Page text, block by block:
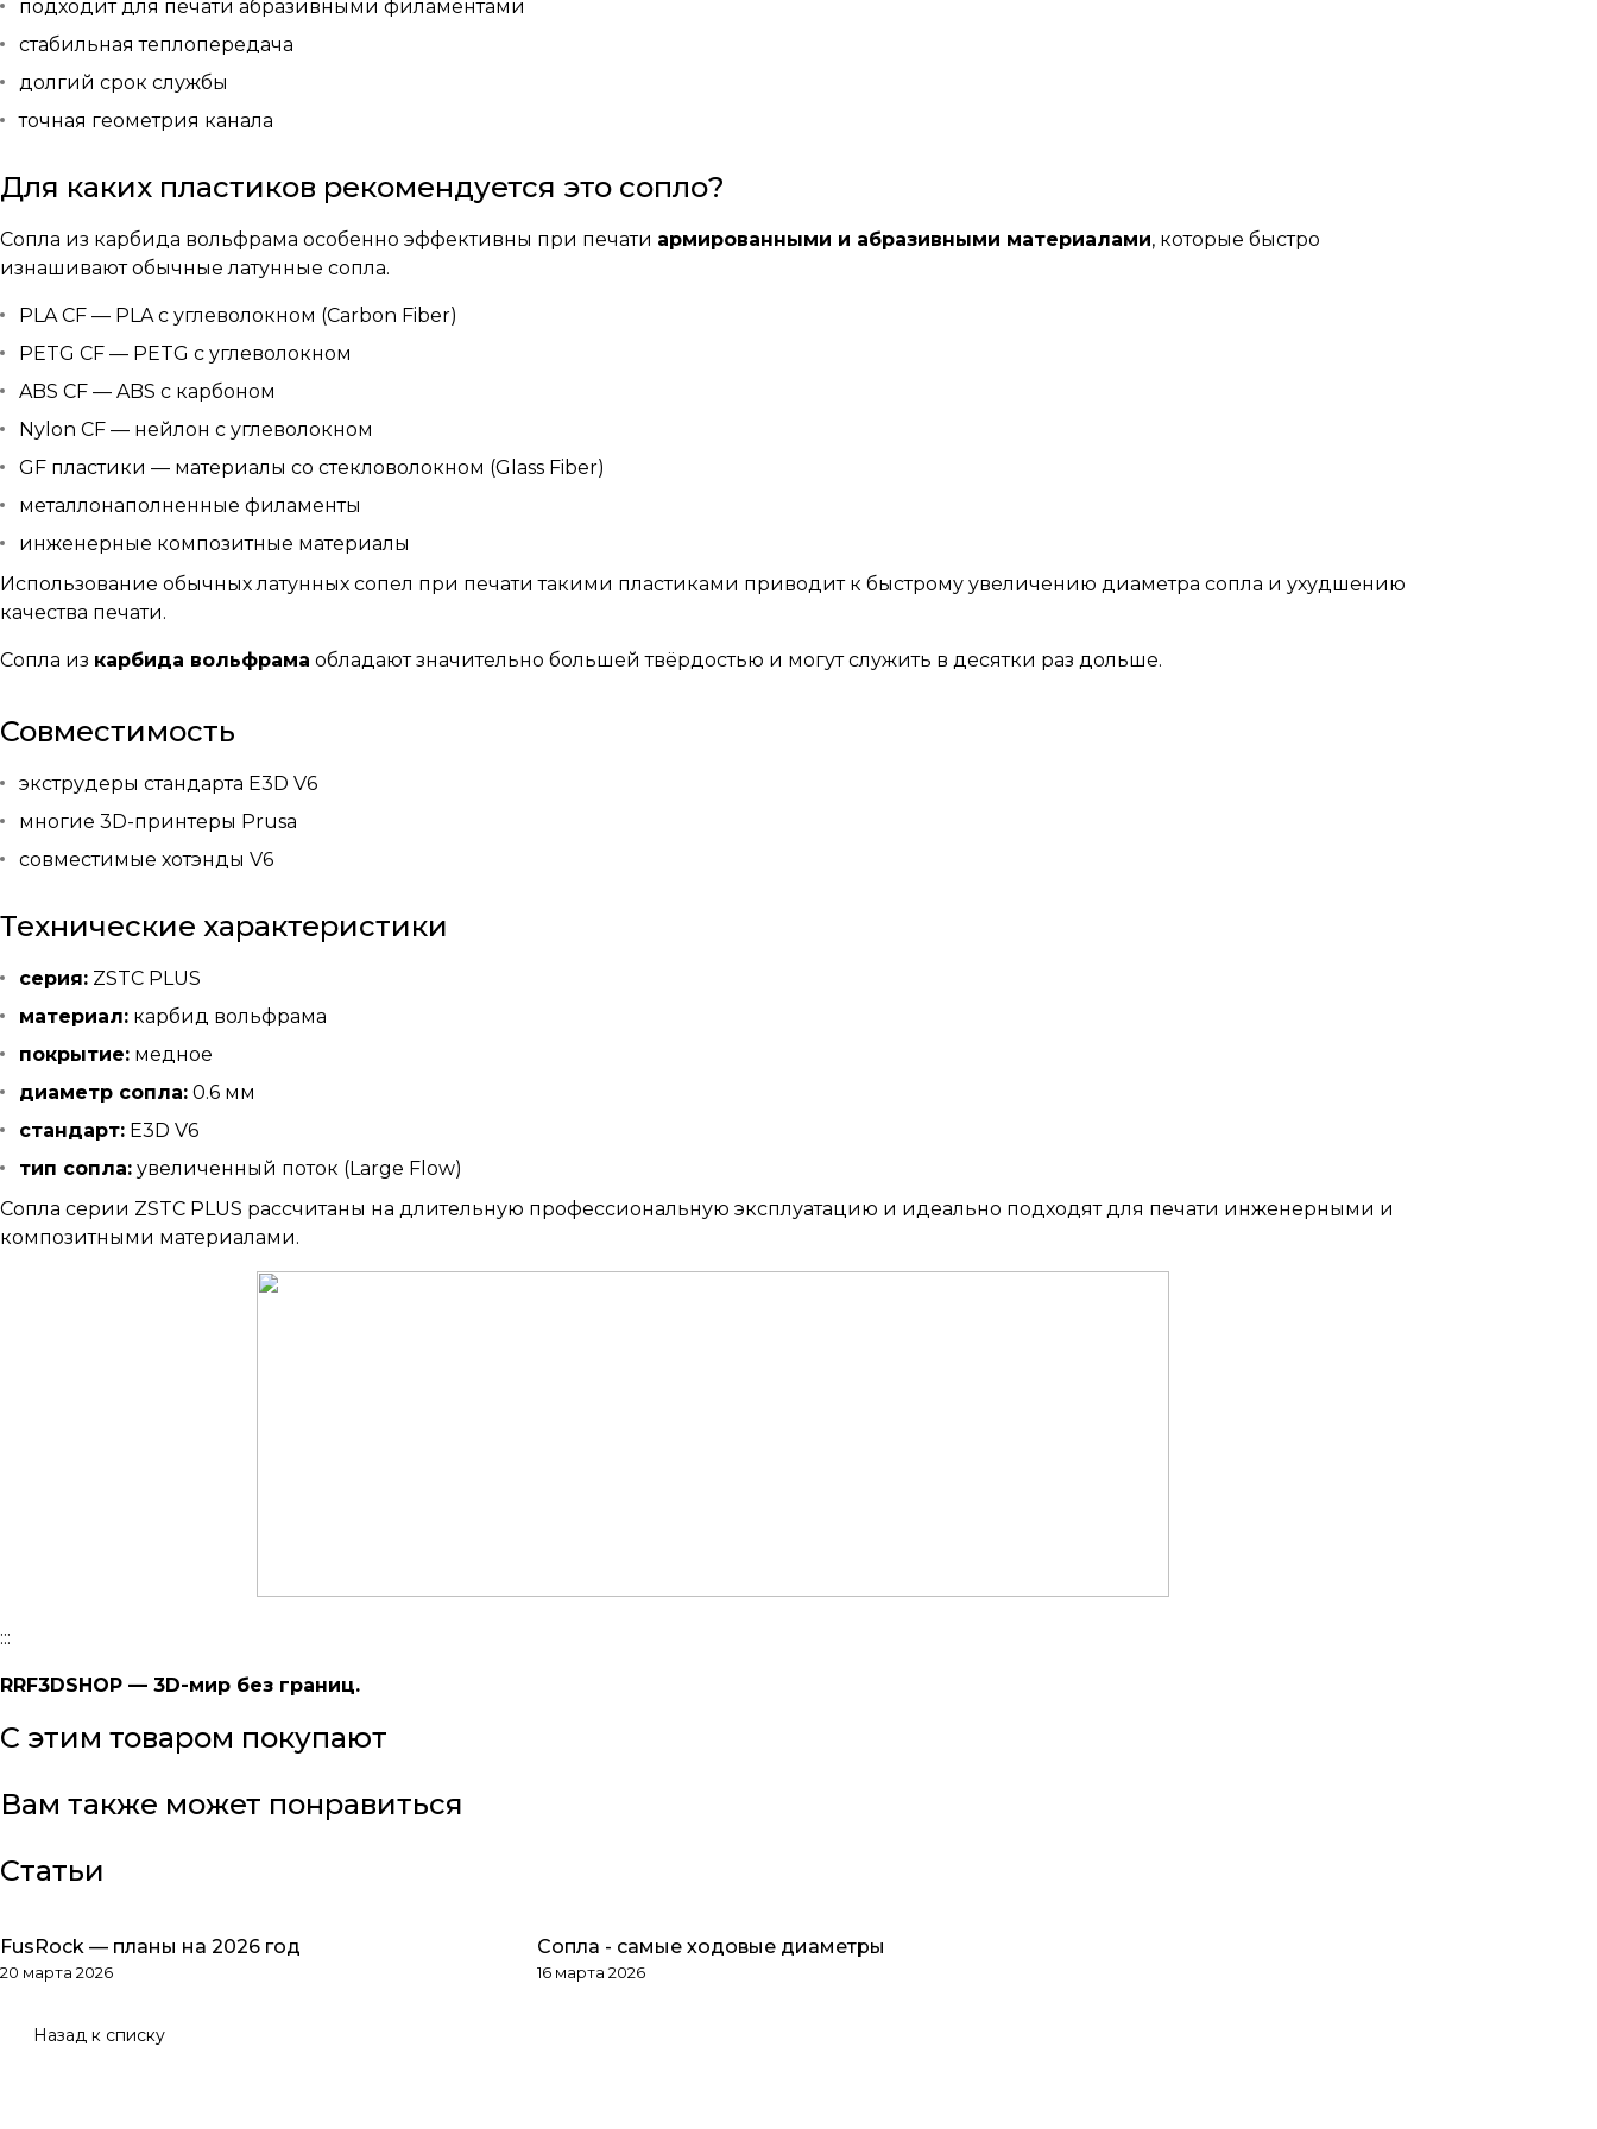
подходит для печати абразивными филаментами
стабильная теплопередача
долгий срок службы
точная геометрия канала
Для каких пластиков рекомендуется это сопло?
Сопла из карбида вольфрама особенно эффективны при печати армированными и абразивными материалами, которые быстро
изнашивают обычные латунные сопла.
PLA CF — PLA с углеволокном (Carbon Fiber)
PETG CF — PETG с углеволокном
ABS CF — ABS с карбоном
Nylon CF — нейлон с углеволокном
GF пластики — материалы со стекловолокном (Glass Fiber)
металлонаполненные филаменты
инженерные композитные материалы
Использование обычных латунных сопел при печати такими пластиками приводит к быстрому увеличению диаметра сопла и ухудшению
качества печати.
Сопла из карбида вольфрама обладают значительно большей твёрдостью и могут служить в десятки раз дольше.
Совместимость
экструдеры стандарта E3D V6
многие 3D-принтеры Prusa
совместимые хотэнды V6
Технические характеристики
серия: ZSTC PLUS
материал: карбид вольфрама
покрытие: медное
диаметр сопла: 0.6 мм
стандарт: E3D V6
тип сопла: увеличенный поток (Large Flow)
Сопла серии ZSTC PLUS рассчитаны на длительную профессиональную эксплуатацию и идеально подходят для печати инженерными и
композитными материалами.
:::
RRF3DSHOP — 3D-мир без границ.
С этим товаром покупают
Вам также может понравиться
Статьи
Обзоры товаров
FusRock — планы на 2026 год
20 марта 2026
Обзоры товаров
Сопла - самые ходовые диаметры
16 марта 2026
Назад к списку